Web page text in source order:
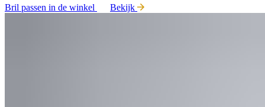
Bril passen in de winkel
Bekijk